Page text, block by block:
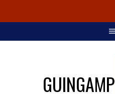
GUINGAMP